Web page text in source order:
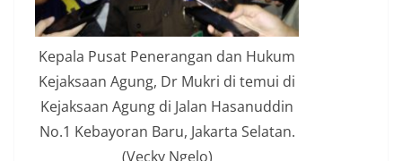
Kepala Pusat Penerangan dan Hukum
Kejaksaan Agung, Dr Mukri di temui di
Kejaksaan Agung di Jalan Hasanuddin
No.1 Kebayoran Baru, Jakarta Selatan.
(Vecky Ngelo)